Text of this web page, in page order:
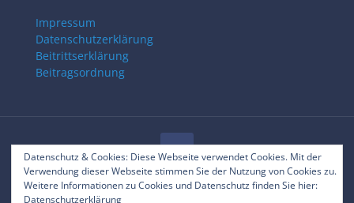
Impressum
Datenschutzerklärung
Beitrittserklärung
Beitragsordnung
Datenschutz & Cookies: Diese Webseite verwendet Cookies. Mit der
Verwendung dieser Webseite stimmen Sie der Nutzung von Cookies zu.
Weitere Informationen zu Cookies und Datenschutz finden Sie hier:
Datenschutzerklärung
© 2025 RVC Gilching